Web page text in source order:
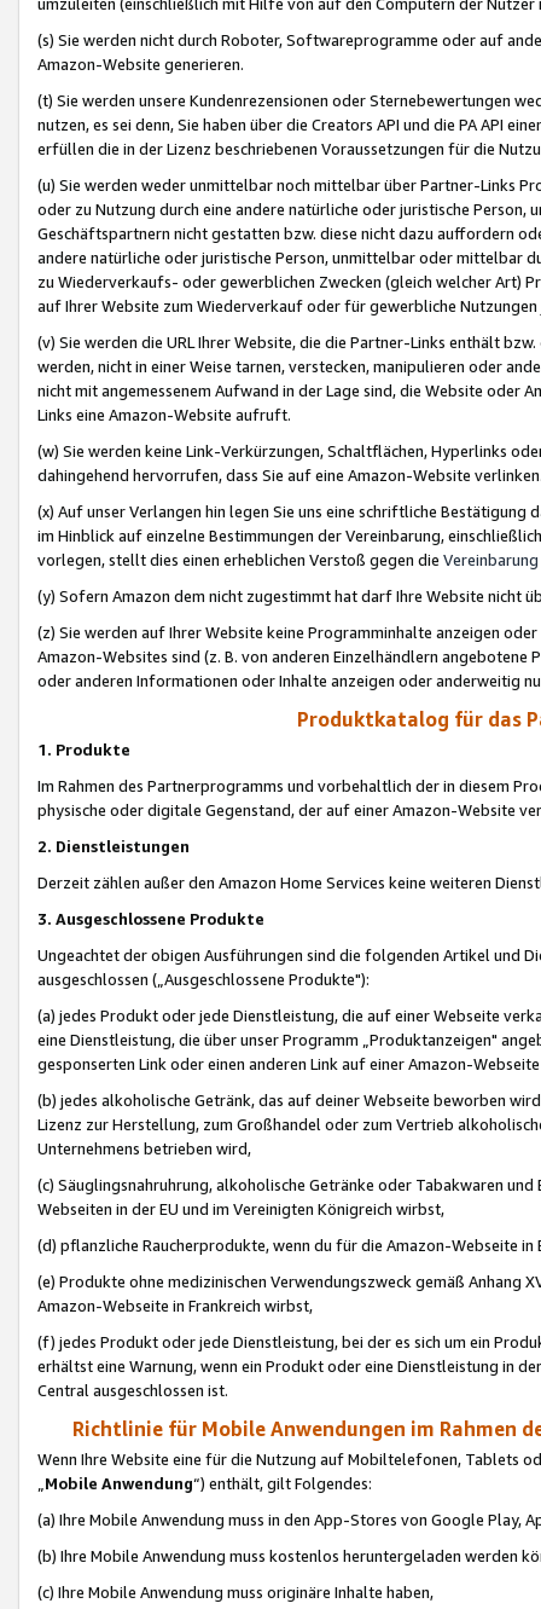
(s) Sie werden nicht durch Roboter, Softwareprogramme oder auf
Amazon-Website generieren.
(t) Sie werden unsere Kundenrezensionen oder Sternebewertungen
nutzen, es sei denn, Sie haben über die Creators API und die PA API
erfüllen die in der Lizenz beschriebenen Voraussetzungen für die
(u) Sie werden weder unmittelbar noch mittelbar über Partner-Links
oder zu Nutzung durch eine andere natürliche oder juristische
Geschäftspartnern nicht gestatten bzw. diese nicht dazu auffordern
andere natürliche oder juristische Person, unmittelbar oder mittelbar
zu Wiederverkaufs- oder gewerblichen Zwecken (gleich welcher Art)
auf Ihrer Website zum Wiederverkauf oder für gewerbliche
(v) Sie werden die URL Ihrer Website, die die Partner-Links enthält
werden, nicht in einer Weise tarnen, verstecken, manipulieren oder
nicht mit angemessenem Aufwand in der Lage sind, die Website oder
Links eine Amazon-Website aufruft.
(w) Sie werden keine Link-Verkürzungen, Schaltflächen, Hyperlinks
dahingehend hervorrufen, dass Sie auf eine Amazon-Website
(x) Auf unser Verlangen hin legen Sie uns eine schriftliche
im Hinblick auf einzelne Bestimmungen der Vereinbarung,
vorlegen, stellt dies einen erheblichen Verstoß gegen die Vereinbarung
(y) Sofern Amazon dem nicht zugestimmt hat darf Ihre Website nicht
(z) Sie werden auf Ihrer Website keine Programminhalte anzeigen
Amazon-Websites sind (z. B. von anderen Einzelhändlern
oder anderen Informationen oder Inhalte anzeigen oder anderweitig
Produktkatalog für das
1. Produkte
Im Rahmen des Partnerprogramms und vorbehaltlich der in diesem
physische oder digitale Gegenstand, der auf einer Amazon-Website
2. Dienstleistungen
Derzeit zählen außer den Amazon Home Services keine weiteren
3. Ausgeschlossene Produkte
Ungeachtet der obigen Ausführungen sind die folgenden Artikel und
ausgeschlossen („Ausgeschlossene Produkte"):
(a) jedes Produkt oder jede Dienstleistung, die auf einer Webseite
eine Dienstleistung, die über unser Programm „Produktanzeigen"
gesponserten Link oder einen anderen Link auf einer Amazon-
(b) jedes alkoholische Getränk, das auf deiner Webseite beworben
Lizenz zur Herstellung, zum Großhandel oder zum Vertrieb
Unternehmens betrieben wird,
(c) Säuglingsnahruhrung, alkoholische Getränke oder Tabakwaren
Webseiten in der EU und im Vereinigten Königreich wirbst,
(d) pflanzliche Raucherprodukte, wenn du für die Amazon-Webseite in
(e) Produkte ohne medizinischen Verwendungszweck gemäß Anhang
Amazon-Webseite in Frankreich wirbst,
(f) jedes Produkt oder jede Dienstleistung, bei der es sich um ein
erhältst eine Warnung, wenn ein Produkt oder eine Dienstleistung in
Central ausgeschlossen ist.
Richtlinie für Mobile Anwendungen im Rahmen
Wenn Ihre Website eine für die Nutzung auf Mobiltelefonen, Tablets
„Mobile Anwendung“) enthält, gilt Folgendes:
(a) Ihre Mobile Anwendung muss in den App-Stores von Google Play,
(b) Ihre Mobile Anwendung muss kostenlos heruntergeladen werden
(c) Ihre Mobile Anwendung muss originäre Inhalte haben,